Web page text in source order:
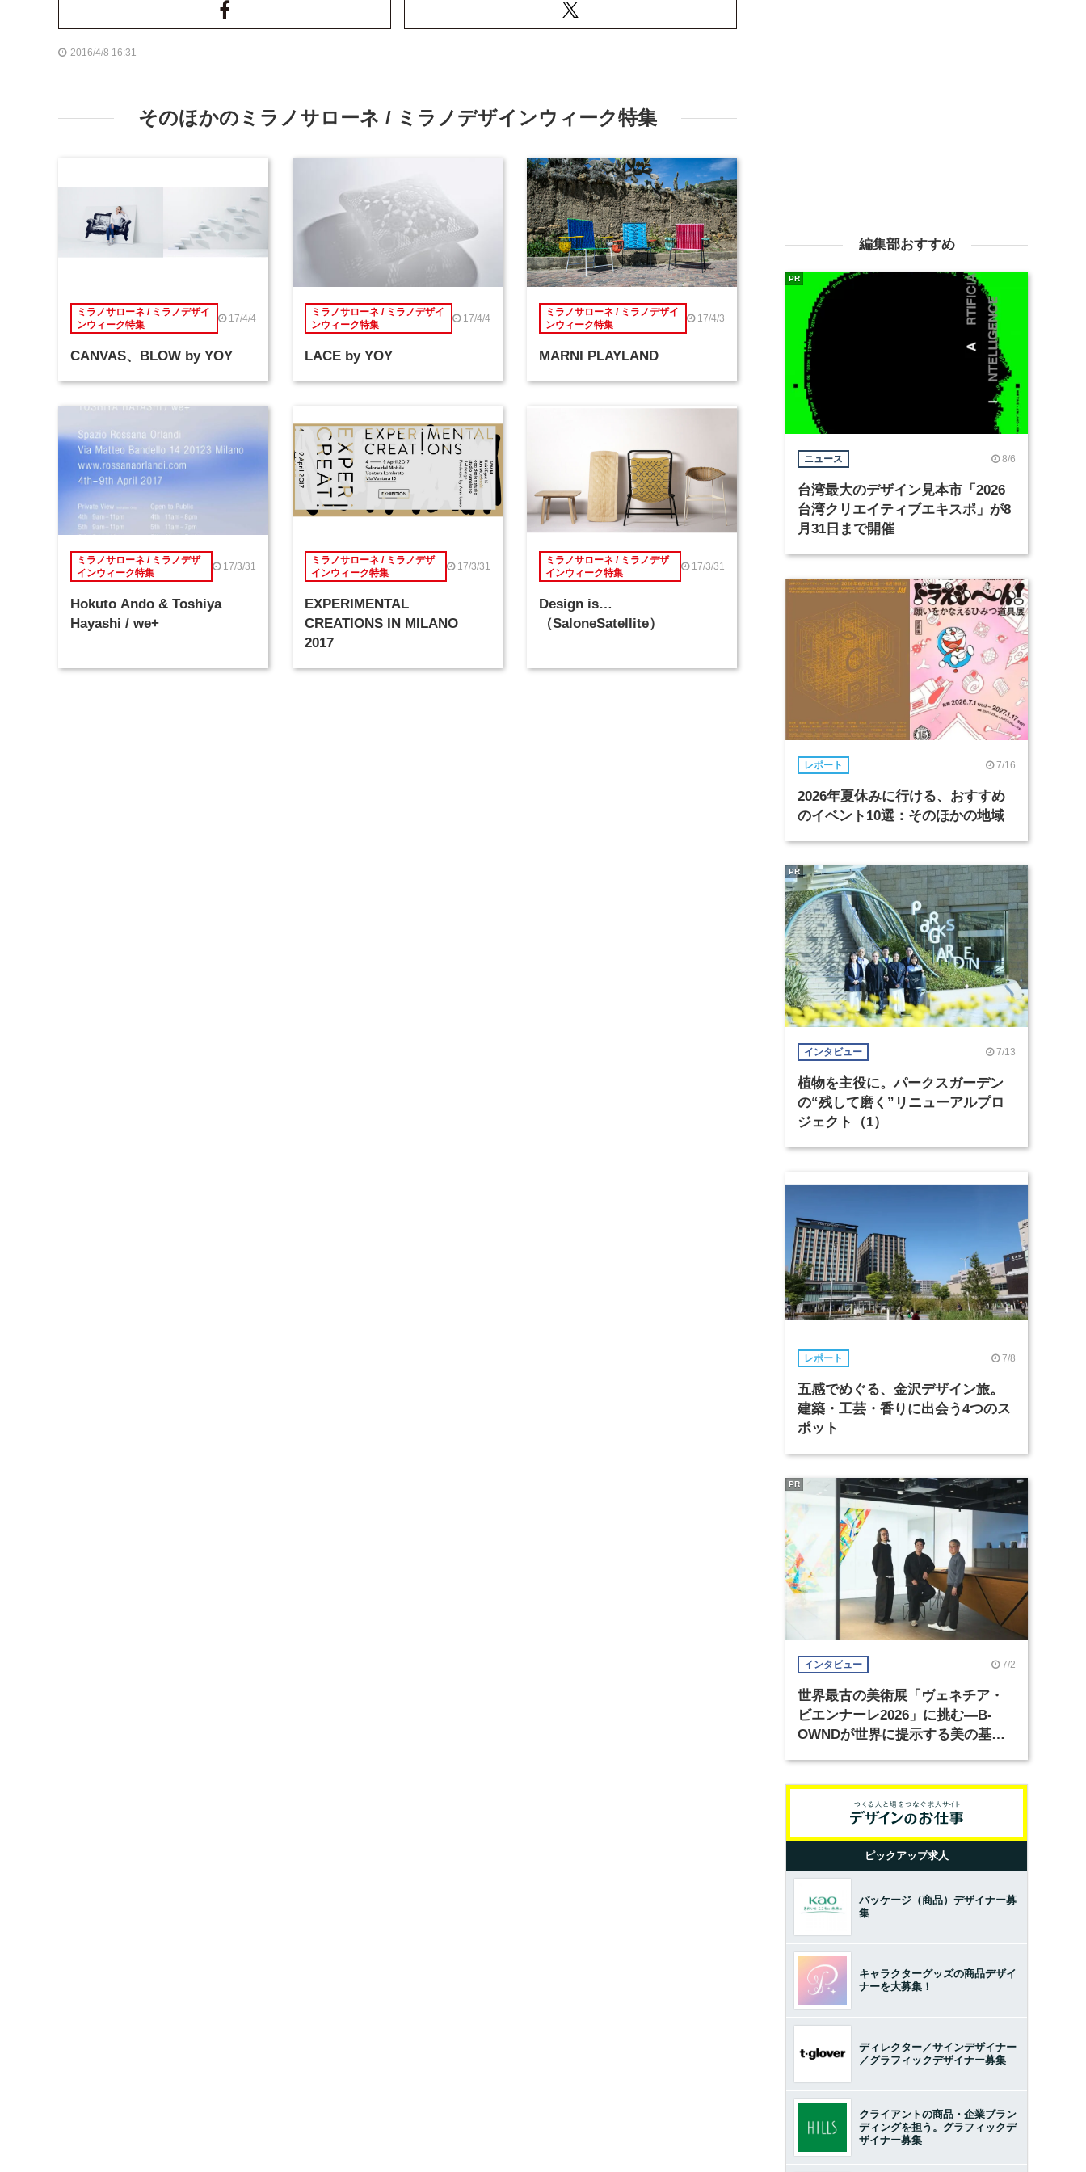
2016/4/8 16:31
そのほかのミラノサローネ / ミラノデザインウィーク特集
ミラノサローネ / ミラノデザイ
ンウィーク特集
17/4/4
CANVAS、BLOW by YOY
ミラノサローネ / ミラノデザイ
ンウィーク特集
17/4/4
LACE by YOY
ミラノサローネ / ミラノデザイ
ンウィーク特集
17/4/3
MARNI PLAYLAND
ミラノサローネ / ミラノデザ
インウィーク特集
17/3/31
Hokuto Ando & Toshiya
Hayashi / we+
ミラノサローネ / ミラノデザ
インウィーク特集
17/3/31
EXPERIMENTAL
CREATIONS IN MILANO
2017
ミラノサローネ / ミラノデザ
インウィーク特集
17/3/31
Design is…
（SaloneSatellite）
編集部おすすめ
ニュース 8/6
台湾最大のデザイン見本市「2026
台湾クリエイティブエキスポ」が8
月31日まで開催
PR
レポート 7/16
2026年夏休みに行ける、おすすめ
のイベント10選：そのほかの地域
インタビュー 7/13
植物を主役に。パークスガーデン
の“残して磨く”リニューアルプロ
ジェクト（1）
PR
レポート 7/8
五感でめぐる、金沢デザイン旅。
建築・工芸・香りに出会う4つのス
ポット
インタビュー 7/2
世界最古の美術展「ヴェネチア・
ビエンナーレ2026」に挑む―B-
OWNDが世界に提示する美の基準
PR
ピックアップ求人
パッケージ（商品）デザイナー募
集
キャラクターグッズの商品デザイ
ナーを大募集！
ディレクター／サインデザイナー
／グラフィックデザイナー募集
クライアントの商品・企業ブラン
ディングを担う。グラフィックデ
ザイナー募集